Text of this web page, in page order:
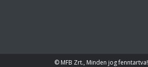
© MFB Zrt., Minden jog fenntartva!